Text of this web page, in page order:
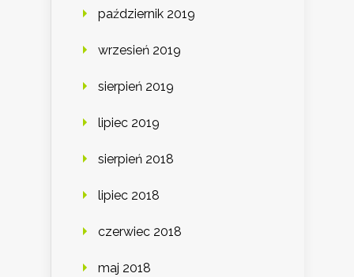
październik 2019
wrzesień 2019
sierpień 2019
lipiec 2019
sierpień 2018
lipiec 2018
czerwiec 2018
maj 2018